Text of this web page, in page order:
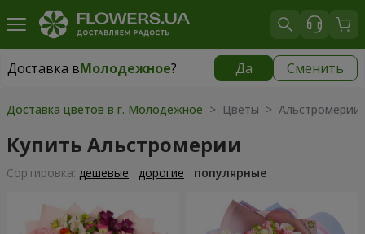
Доставка вМолодежное? Да Сменить
Доставка вМолодежное|
Доставка цветов в г. Молодежное > Цветы > Альстромерии
Купить Альстромерии
Cортировка: дешевые дорогие популярные